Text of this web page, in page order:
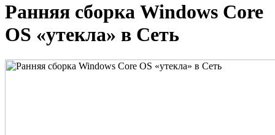
Ранняя сборка Windows Core
OS «утекла» в Сеть